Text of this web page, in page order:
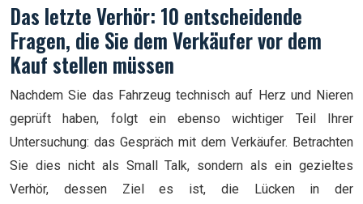
Das letzte Verhör: 10 entscheidende
Fragen, die Sie dem Verkäufer vor dem
Kauf stellen müssen
Nachdem Sie das Fahrzeug technisch auf Herz und Nieren
geprüft haben, folgt ein ebenso wichtiger Teil Ihrer
Untersuchung: das Gespräch mit dem Verkäufer. Betrachten
Sie dies nicht als Small Talk, sondern als ein gezieltes
Verhör, dessen Ziel es ist, die Lücken in der